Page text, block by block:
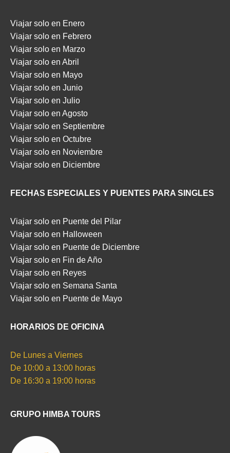
Viajar solo en Enero
Viajar solo en Febrero
Viajar solo en Marzo
Viajar solo en Abril
Viajar solo en Mayo
Viajar solo en Junio
Viajar solo en Julio
Viajar solo en Agosto
Viajar solo en Septiembre
Viajar solo en Octubre
Viajar solo en Noviembre
Viajar solo en Diciembre
FECHAS ESPECIALES Y PUENTES PARA SINGLES
Viajar solo en Puente del Pilar
Viajar solo en Halloween
Viajar solo en Puente de Diciembre
Viajar solo en Fin de Año
Viajar solo en Reyes
Viajar solo en Semana Santa
Viajar solo en Puente de Mayo
HORARIOS DE OFICINA
De Lunes a Viernes
De 10:00 a 13:00 horas
De 16:30 a 19:00 horas
GRUPO HIMBA TOURS